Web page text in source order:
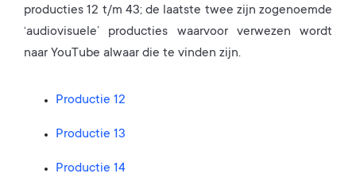
producties 12 t/m 43; de laatste twee zijn zogenoemde
‘audiovisuele’ producties waarvoor verwezen wordt
naar YouTube alwaar die te vinden zijn.
Productie 12
Productie 13
Productie 14